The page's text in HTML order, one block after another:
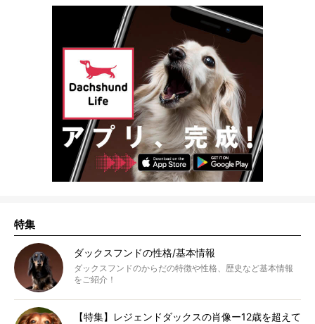
特集
ダックスフンドの性格/基本情報
ダックスフンドのからだの特徴や性格、歴史など基本情報
をご紹介！
【特集】レジェンドダックスの肖像ー12歳を超えて